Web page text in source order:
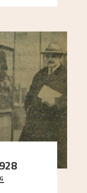
Moritz
initiativ til å